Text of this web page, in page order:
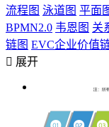
流程图 泳道图 平面
BPMN2.0 韦恩图 关
链图 EVC企业价值
 展开